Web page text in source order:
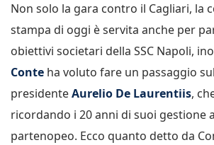
Non solo la gara contro il Cagliari, la
stampa di oggi è servita anche per
obiettivi societari della SSC Napoli,
Conte ha voluto fare un passaggio
presidenteAurelio De Laurentiis,
ricordando i 20 anni di suoi gestione
partenopeo. Ecco quanto detto da